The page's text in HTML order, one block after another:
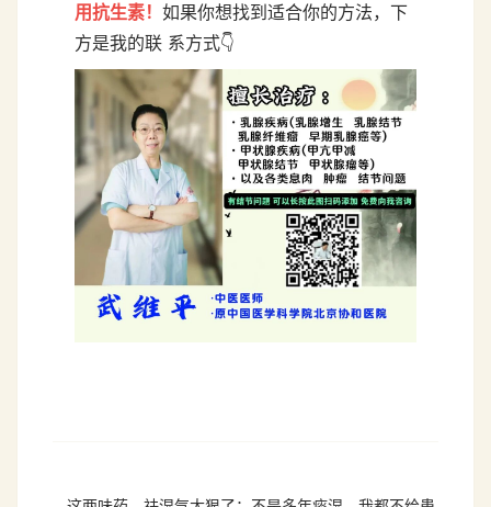
用抗生素！ 如果你想找到适合你的方法，下
方是我的联 系方式👇